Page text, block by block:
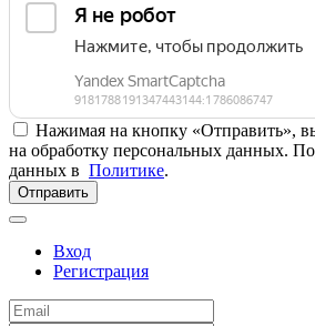
Нажимая на кнопку «Отправить»,
на обработку персональных данных.
данных в Политике.
Отправить
Вход
Регистрация